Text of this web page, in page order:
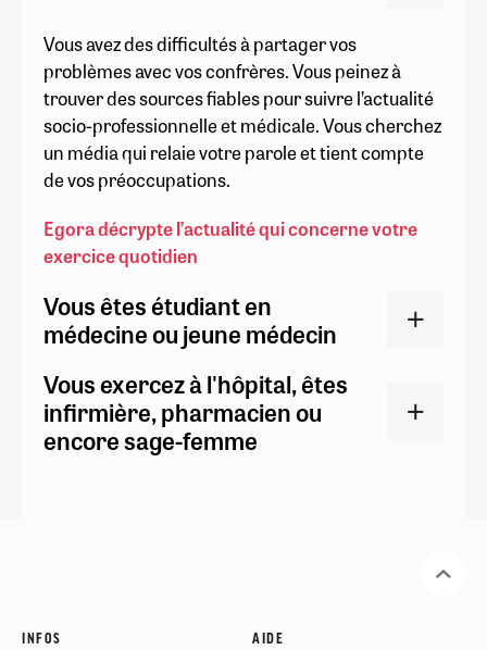
Vous avez des difficultés à partager vos
problèmes avec vos confrères. Vous peinez à
trouver des sources fiables pour suivre l’actualité
socio-professionnelle et médicale. Vous cherchez
un média qui relaie votre parole et tient compte
de vos préoccupations.
Egora décrypte l’actualité qui concerne votre
exercice quotidien
Vous êtes étudiant en
médecine ou jeune médecin
Vous exercez à l'hôpital, êtes
infirmière, pharmacien ou
encore sage-femme
INFOS AIDE